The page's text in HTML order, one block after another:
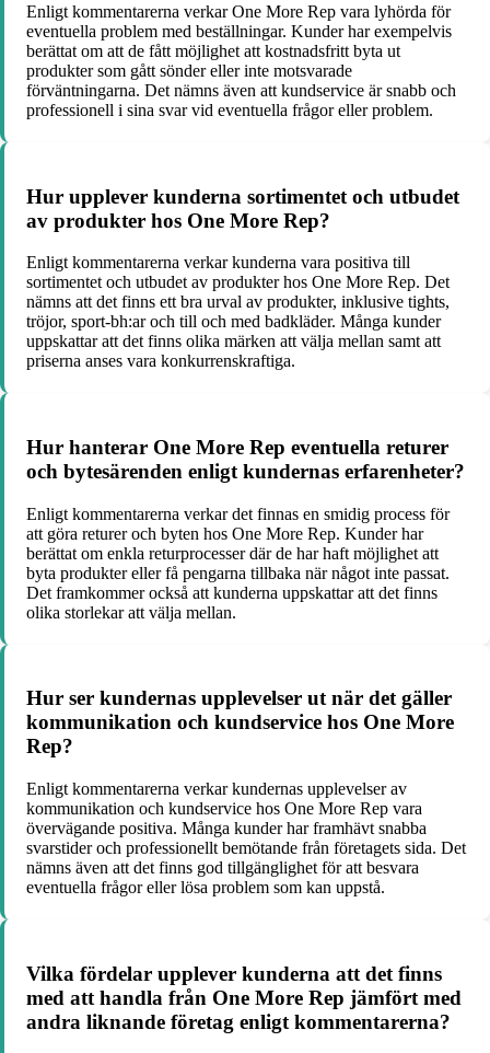
Enligt kommentarerna verkar One More Rep vara lyhörda för
eventuella problem med beställningar. Kunder har exempelvis
berättat om att de fått möjlighet att kostnadsfritt byta ut
produkter som gått sönder eller inte motsvarade
förväntningarna. Det nämns även att kundservice är snabb och
professionell i sina svar vid eventuella frågor eller problem.
Hur upplever kunderna sortimentet och utbudet
av produkter hos One More Rep?
Enligt kommentarerna verkar kunderna vara positiva till
sortimentet och utbudet av produkter hos One More Rep. Det
nämns att det finns ett bra urval av produkter, inklusive tights,
tröjor, sport-bh:ar och till och med badkläder. Många kunder
uppskattar att det finns olika märken att välja mellan samt att
priserna anses vara konkurrenskraftiga.
Hur hanterar One More Rep eventuella returer
och bytesärenden enligt kundernas erfarenheter?
Enligt kommentarerna verkar det finnas en smidig process för
att göra returer och byten hos One More Rep. Kunder har
berättat om enkla returprocesser där de har haft möjlighet att
byta produkter eller få pengarna tillbaka när något inte passat.
Det framkommer också att kunderna uppskattar att det finns
olika storlekar att välja mellan.
Hur ser kundernas upplevelser ut när det gäller
kommunikation och kundservice hos One More
Rep?
Enligt kommentarerna verkar kundernas upplevelser av
kommunikation och kundservice hos One More Rep vara
övervägande positiva. Många kunder har framhävt snabba
svarstider och professionellt bemötande från företagets sida. Det
nämns även att det finns god tillgänglighet för att besvara
eventuella frågor eller lösa problem som kan uppstå.
Vilka fördelar upplever kunderna att det finns
med att handla från One More Rep jämfört med
andra liknande företag enligt kommentarerna?